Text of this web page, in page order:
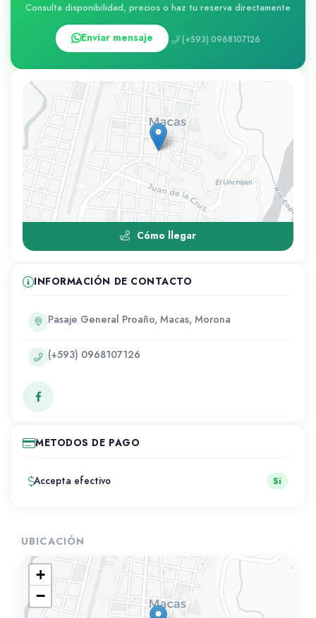
Consulta disponibilidad, precios o haz tu reserva directamente
Enviar mensaje (+593) 0968107126
Cómo llegar
INFORMACIÓN DE CONTACTO
Pasaje General Proaño, Macas, Morona
(+593) 0968107126
METODOS DE PAGO
Accepta efectivo Si
UBICACIÓN
+
−